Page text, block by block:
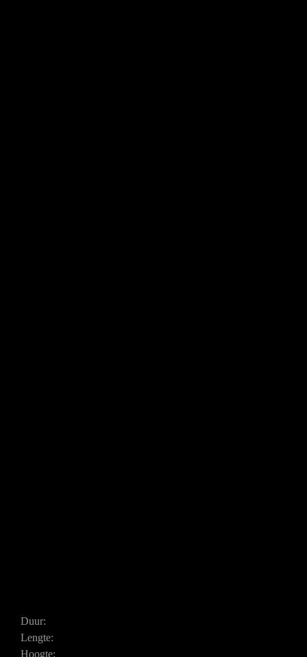
Duur:
Lengte:
Hoogte: